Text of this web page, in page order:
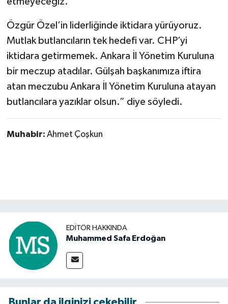
Özgür Özel’in liderliğinde iktidara yürüyoruz.
Mutlak butlancıların tek hedefi var. CHP’yi
iktidara getirmemek. Ankara İl Yönetim Kuruluna
bir meczup atadılar. Gülşah başkanımıza iftira
atan meczubu Ankara İl Yönetim Kuruluna atayan
butlancılara yazıklar olsun.” diye söyledi.
Muhabir: Ahmet Çoşkun
EDITÖR HAKKINDA
Muhammed Safa Erdoğan